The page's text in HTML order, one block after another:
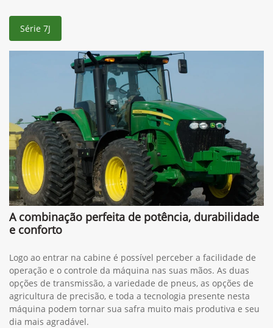
Série 7J
A combinação perfeita de potência, durabilidade
e conforto
Logo ao entrar na cabine é possível perceber a facilidade de
operação e o controle da máquina nas suas mãos. As duas
opções de transmissão, a variedade de pneus, as opções de
agricultura de precisão, e toda a tecnologia presente nesta
máquina podem tornar sua safra muito mais produtiva e seu
dia mais agradável.